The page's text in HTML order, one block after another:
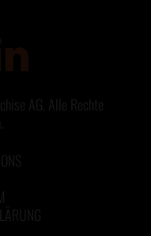
AG. Alle Rechte